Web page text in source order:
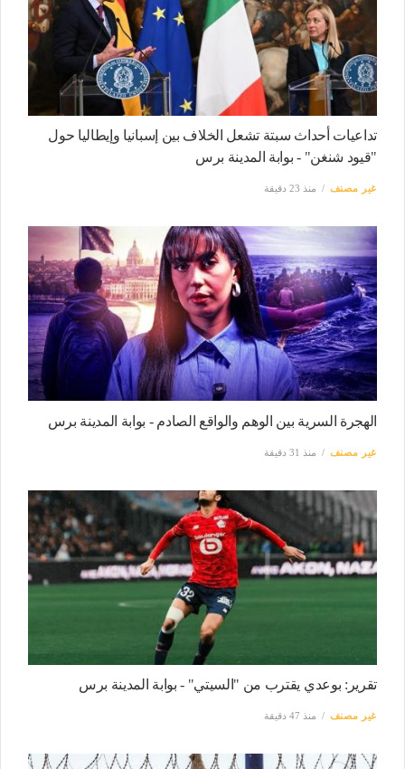
تداعيات أحداث سبتة تشعل الخلاف بين إسبانيا وإيطاليا حول
"قيود شنغن" - بوابة المدينة برس
غير مصنف منذ 23 دقيقة
الهجرة السرية بين الوهم والواقع الصادم - بوابة المدينة برس
غير مصنف منذ 31 دقيقة
تقرير: بوعدي يقترب من "السيتي" - بوابة المدينة برس
غير مصنف منذ 47 دقيقة